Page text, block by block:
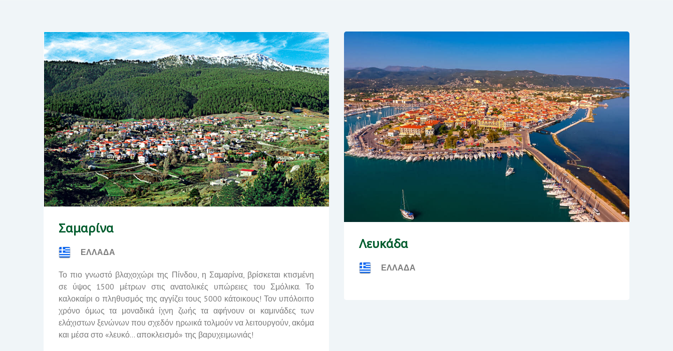
Σαμαρίνα
ΕΛΛΑΔΑ
Το πιο γνωστό βλαχοχώρι της Πίνδου, η Σαμαρίνα, βρίσκεται κτισμένη
σε ύψος 1500 μέτρων στις ανατολικές υπώρειες του Σμόλικα. Το
καλοκαίρι ο πληθυσμός της αγγίζει τους 5000 κάτοικους! Τον υπόλοιπο
χρόνο όμως τα μοναδικά ίχνη ζωής τα αφήνουν οι καμινάδες των
ελάχιστων ξενώνων που σχεδόν ηρωικά τολμούν να λειτουργούν, ακόμα
και μέσα στο «λευκό… αποκλεισμό» της βαρυχειμωνιάς!
Λευκάδα
ΕΛΛΑΔΑ